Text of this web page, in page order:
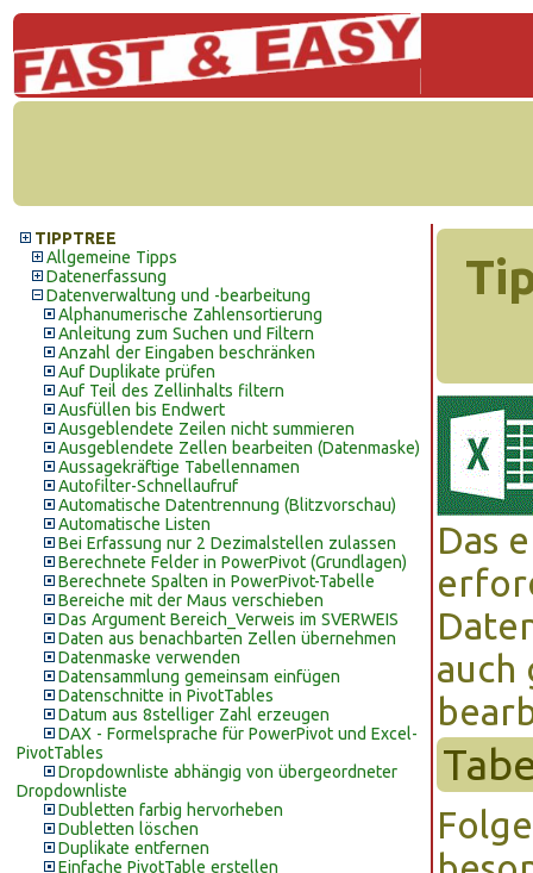
TIPPTREE
Allgemeine Tipps
Datenerfassung
Datenverwaltung und -bearbeitung
Alphanumerische Zahlensortierung
Anleitung zum Suchen und Filtern
Anzahl der Eingaben beschränken
Auf Duplikate prüfen
Auf Teil des Zellinhalts filtern
Ausfüllen bis Endwert
Ausgeblendete Zeilen nicht summieren
Ausgeblendete Zellen bearbeiten (Datenmaske)
Aussagekräftige Tabellennamen
Autofilter-Schnellaufruf
Automatische Datentrennung (Blitzvorschau)
Automatische Listen
Bei Erfassung nur 2 Dezimalstellen zulassen
Berechnete Felder in PowerPivot (Grundlagen)
Berechnete Spalten in PowerPivot-Tabelle
Bereiche mit der Maus verschieben
Das Argument Bereich_Verweis im SVERWEIS
Daten aus benachbarten Zellen übernehmen
Datenmaske verwenden
Datensammlung gemeinsam einfügen
Datenschnitte in PivotTables
Datum aus 8stelliger Zahl erzeugen
DAX - Formelsprache für PowerPivot und Excel-
PivotTables
Dropdownliste abhängig von übergeordneter
Dropdownliste
Dubletten farbig hervorheben
Dubletten löschen
Duplikate entfernen
Einfache PivotTable erstellen
Das
auch